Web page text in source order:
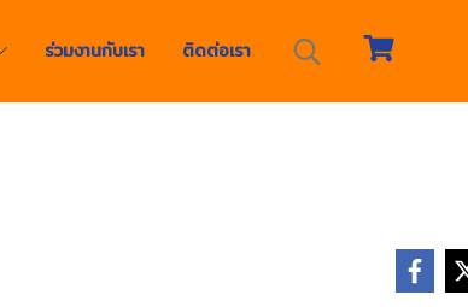
ร่วมงานกับเรา ติดต่อเรา